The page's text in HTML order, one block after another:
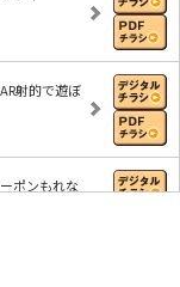
射的で遊ぼ
ポンもれな